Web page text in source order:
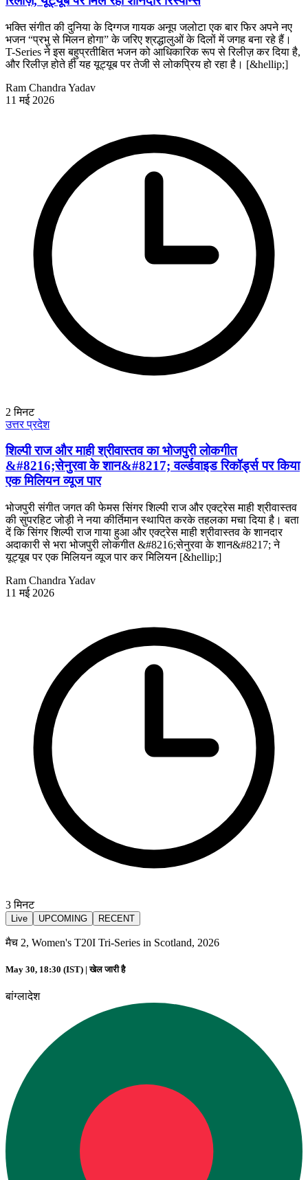
भक्ति संगीत की दुनिया के दिग्गज गायक अनूप जलोटा एक बार फिर अपने नए
भजन “प्रभु से मिलन होगा” के जरिए श्रद्धालुओं के दिलों में जगह बना रहे हैं।
T-Series ने इस बहुप्रतीक्षित भजन को आधिकारिक रूप से रिलीज़ कर दिया है,
और रिलीज़ होते ही यह यूट्यूब पर तेजी से लोकप्रिय हो रहा है। [&hellip;]
Ram Chandra Yadav
11 मई 2026
2 मिनट
उत्तर प्रदेश
शिल्पी राज और माही श्रीवास्तव का भोजपुरी लोकगीत
&#8216;सेनुरवा के शान&#8217; वर्ल्डवाइड रिकॉर्ड्स पर किया
एक मिलियन व्यूज पार
भोजपुरी संगीत जगत की फेमस सिंगर शिल्पी राज और एक्ट्रेस माही श्रीवास्तव
की सुपरहिट जोड़ी ने नया कीर्तिमान स्थापित करके तहलका मचा दिया है। बता
दें कि सिंगर शिल्पी राज गाया हुआ और एक्ट्रेस माही श्रीवास्तव के शानदार
अदाकारी से भरा भोजपुरी लोकगीत &#8216;सेनुरवा के शान&#8217; ने
यूट्यूब पर एक मिलियन व्यूज पार कर मिलियन [&hellip;]
Ram Chandra Yadav
11 मई 2026
3मिनट
Live UPCOMING RECENT
मैच 2, Women's T20I Tri-Series in Scotland, 2026
May 30, 18:30 (IST) |खेल जारी है
बांग्लादेश